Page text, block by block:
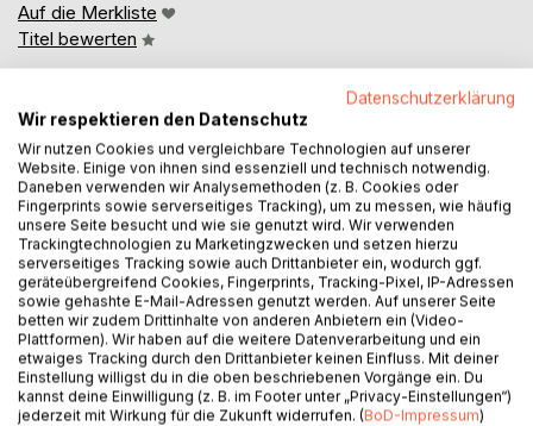
Auf die Merkliste
Titel bewerten
BESCHREIBUNG
Wie es einer ganz normalen Hauskatze ergeht, wenn sie
wegen widriger Umstände aus dem Allgäu nach Berlin
übersiedeln muss und seit etlichen Jahren dort lebt, das
erzählt TIGER allen, die es wissen wollen und die
Samtpfoten lieben.
Datenschutzerklärung
Wir respektieren den Datenschutz
Wir nutzen Cookies und vergleichbare Technologien auf unserer
Website. Einige von ihnen sind essenziell und technisch notwendig.
Daneben verwenden wir Analysemethoden (z. B. Cookies oder
Fingerprints sowie serverseitiges Tracking), um zu messen, wie häufig
unsere Seite besucht und wie sie genutzt wird. Wir verwenden
Trackingtechnologien zu Marketingzwecken und setzen hierzu
serverseitiges Tracking sowie auch Drittanbieter ein, wodurch ggf.
geräteübergreifend Cookies, Fingerprints, Tracking-Pixel, IP-Adressen
sowie gehashte E-Mail-Adressen genutzt werden. Auf unserer Seite
betten wir zudem Drittinhalte von anderen Anbietern ein (Video-
Plattformen). Wir haben auf die weitere Datenverarbeitung und ein
etwaiges Tracking durch den Drittanbieter keinen Einfluss. Mit deiner
Einstellung willigst du in die oben beschriebenen Vorgänge ein. Du
kannst deine Einwilligung (z. B. im Footer unter „Privacy-Einstellungen“)
jederzeit mit Wirkung für die Zukunft widerrufen. (BoD-Impressum)